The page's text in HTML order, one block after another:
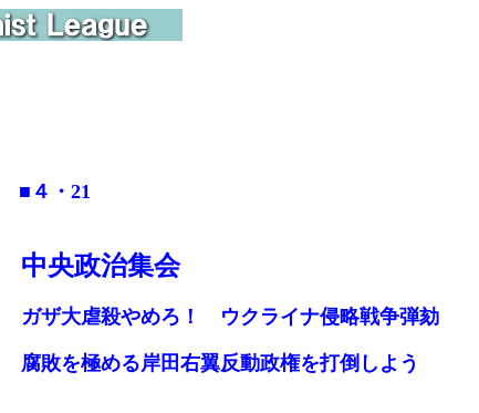
■４・21
中央政治集会
ガザ大虐殺やめろ！ ウクライナ侵略戦争弾劾
腐敗を極める岸田右翼反動政権を打倒しよう